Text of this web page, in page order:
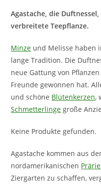
Agastache, die
verbreitete Teepflanze.
Minze und Melisse haben
lange Tradition. Die
neue Gattung von
Freunde gewonnen hat.
und schöne Blütenkerzen,
Schmetterlinge große
Keine Produkte gefunden.
Agastache kommen aus
nordamerikanischen Prärie
Ziergarten zu schaffen,